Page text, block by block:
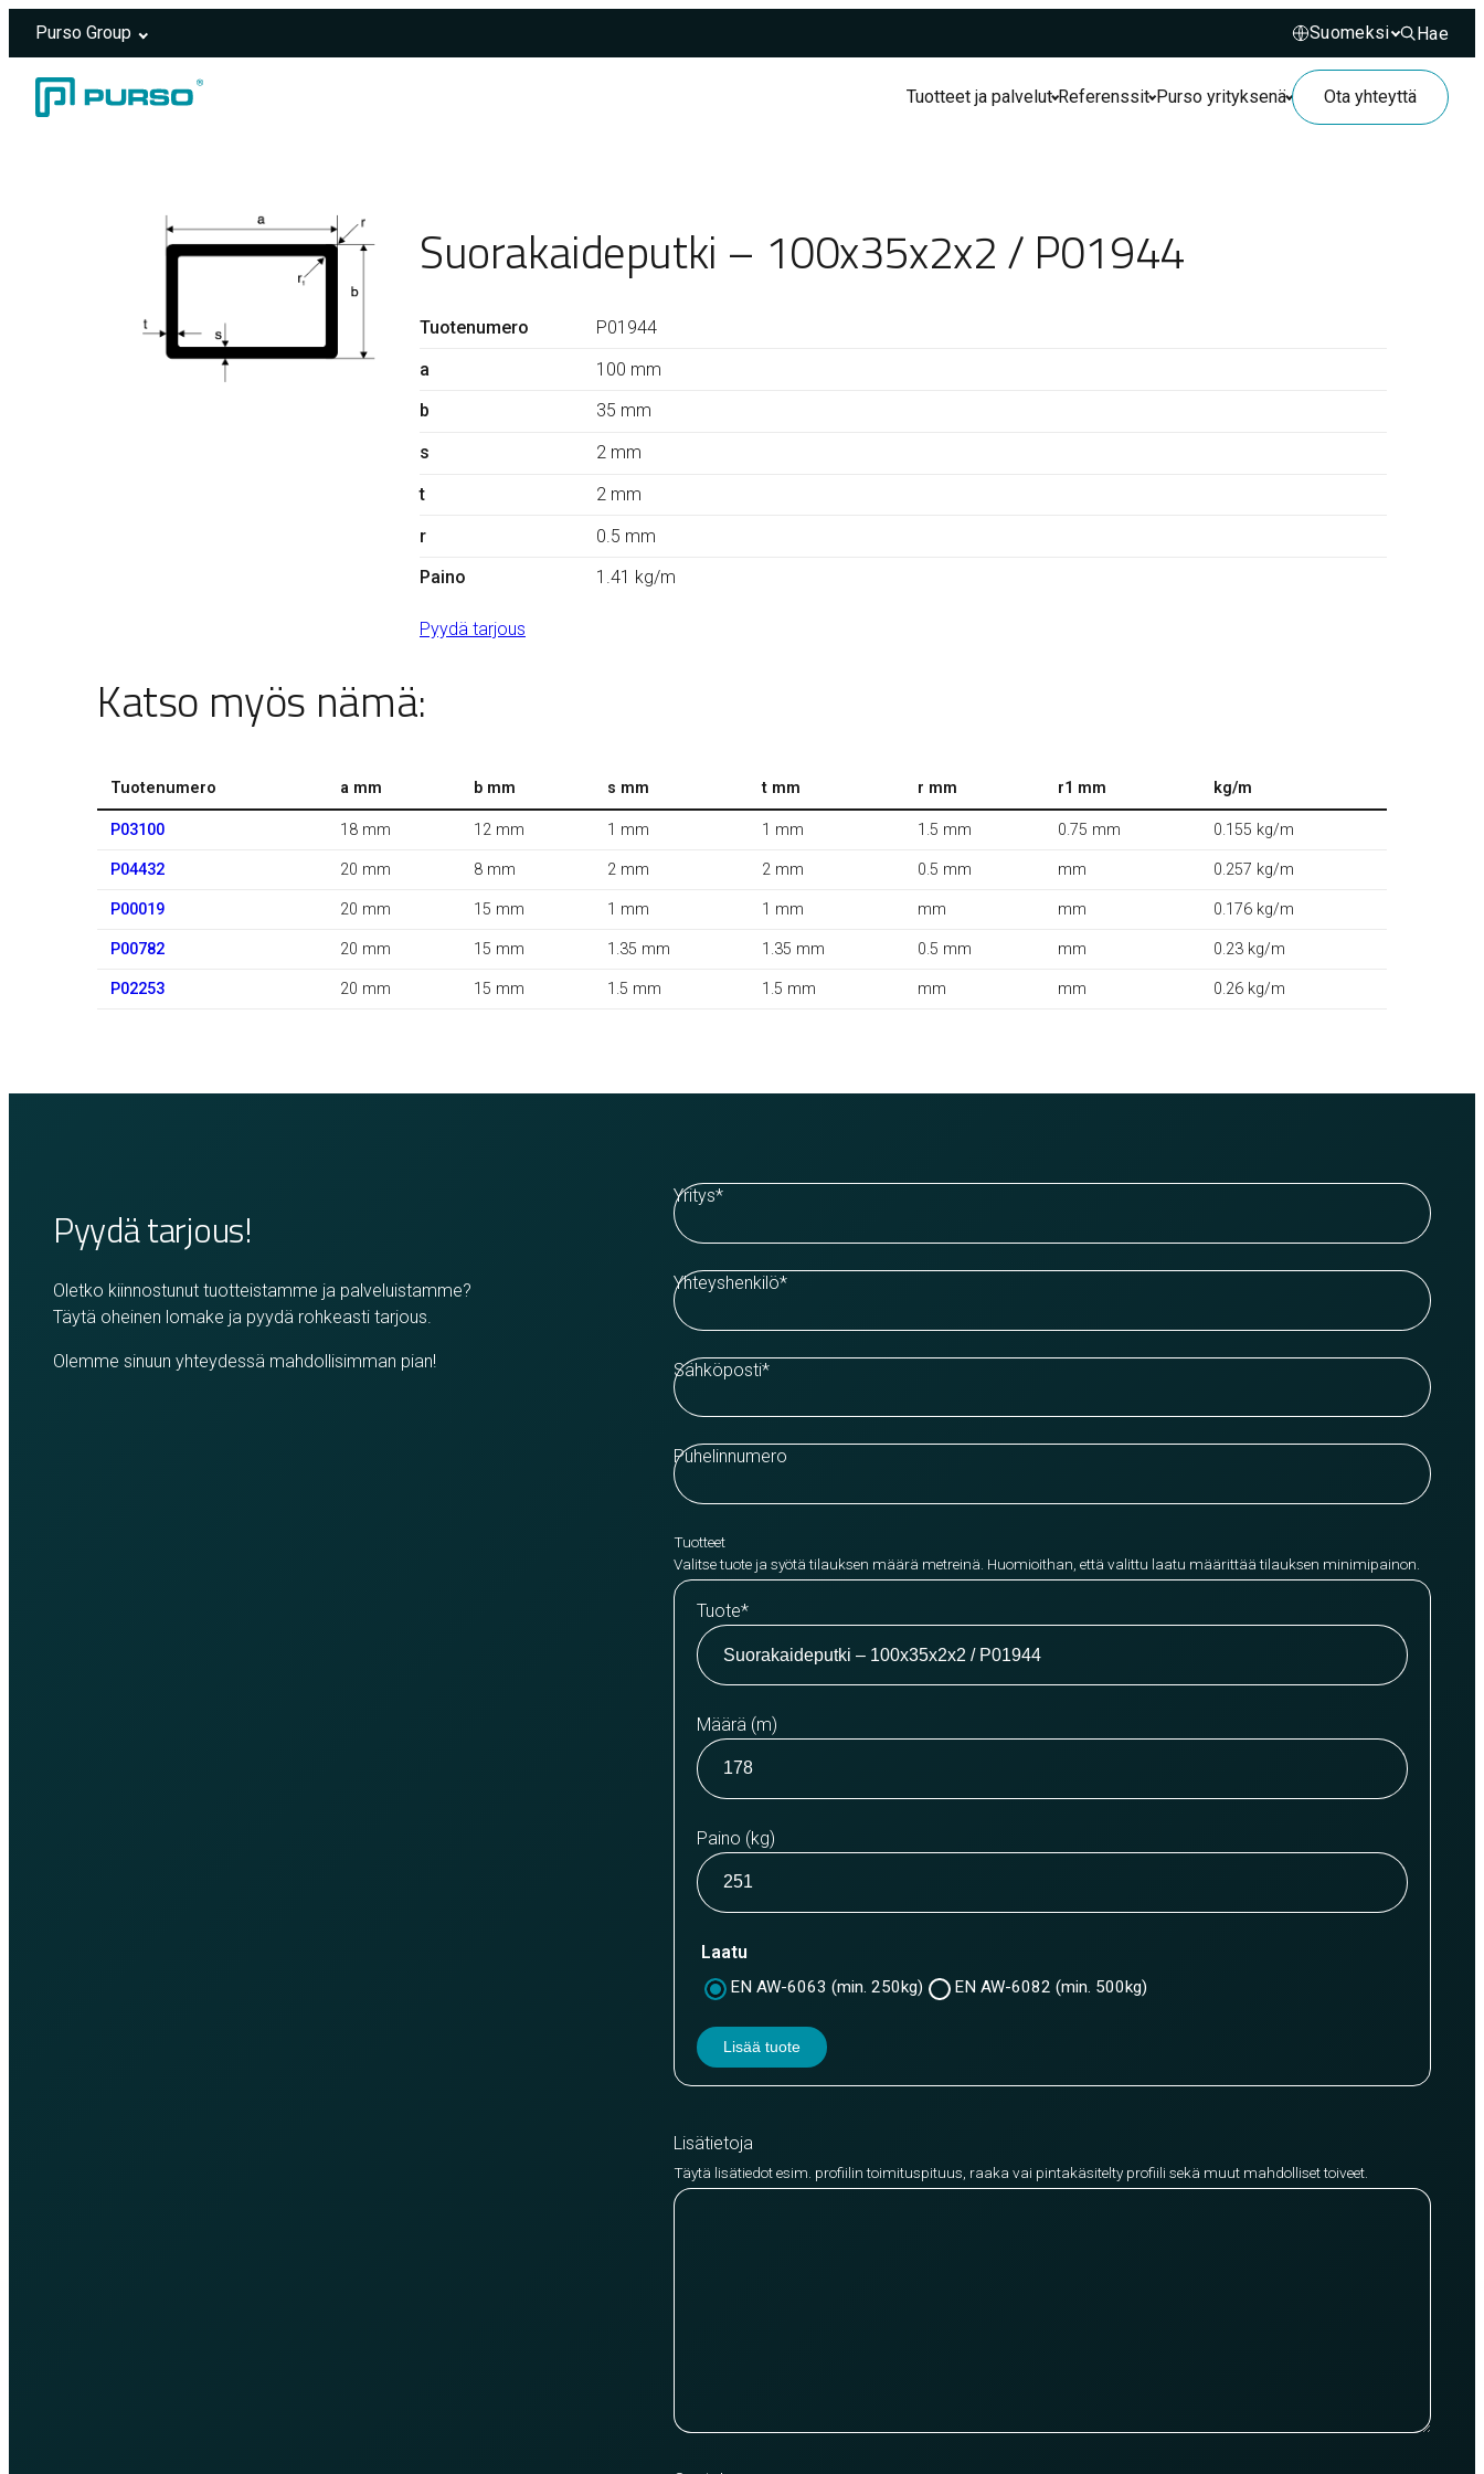
Purso Group
Hae
Hae
Tuotteet ja palvelut Referenssit Purso yrityksenä Ota yhteyttä
Suorakaideputki – 100x35x2x2 / P01944
Tuotenumero
P01944
a
100 mm
b
35 mm
s
2 mm
t
2 mm
r
0.5 mm
Paino
1.41 kg/m
Pyydä tarjous
Katso myös nämä:
Tuotenumero a mm b mm s mm t mm r mm r1 mm kg/m
P03100 18 mm 12 mm 1 mm 1 mm 1.5 mm 0.75 mm 0.155 kg/m
P04432 20 mm 8 mm 2 mm 2 mm 0.5 mm mm 0.257 kg/m
P00019 20 mm 15 mm 1 mm 1 mm mm mm 0.176 kg/m
P00782 20 mm 15 mm 1.35 mm 1.35 mm 0.5 mm mm 0.23 kg/m
P02253 20 mm 15 mm 1.5 mm 1.5 mm mm mm 0.26 kg/m
Pyydä tarjous!
Oletko kiinnostunut tuotteistamme ja palveluistamme?
Täytä oheinen lomake ja pyydä rohkeasti tarjous.
Olemme sinuun yhteydessä mahdollisimman pian!
Yritys*
Yhteyshenkilö*
Sähköposti*
Puhelinnumero
Tuotteet
Valitse tuote ja syötä tilauksen määrä metreinä. Huomioithan, että valittu laatu määrittää tilauksen minimipainon.
Tuote*
Määrä (m)
Paino (kg)
Laatu
EN AW-6063 (min. 250kg) EN AW-6082 (min. 500kg)
Lisää tuote
Lisätietoja
Täytä lisätiedot esim. profiilin toimituspituus, raaka vai pintakäsitelty profiili sekä muut mahdolliset toiveet.